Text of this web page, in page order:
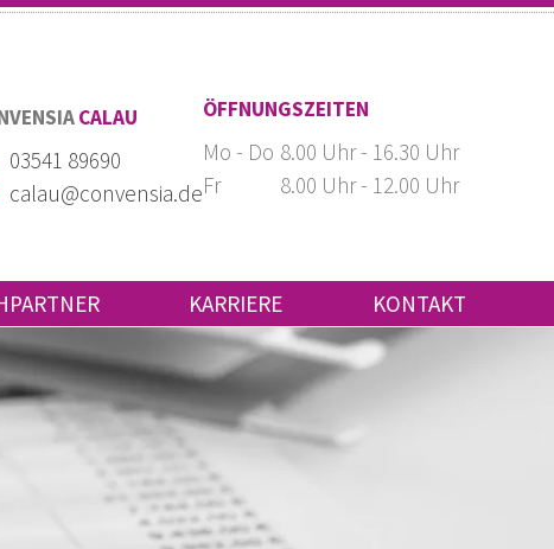
CALAU
03541 89690
calau@convensia.de
ÖFFNUNGSZEITEN
Mo - Do 8.00 Uhr - 16.30 Uhr
Fr
8.00 Uhr - 12.00 Uhr
KARRIERE KONTAKT